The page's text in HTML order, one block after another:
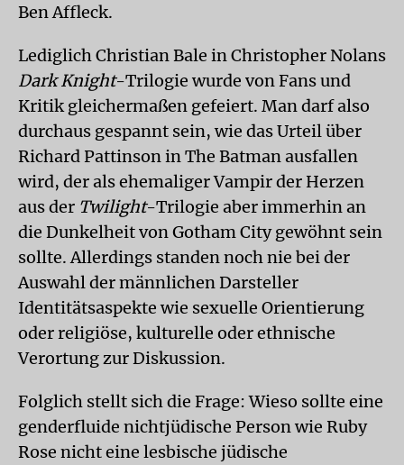
Ben Affleck.
Lediglich Christian Bale in Christopher Nolans
Dark Knight-Trilogie wurde von Fans und
Kritik gleichermaßen gefeiert. Man darf also
durchaus gespannt sein, wie das Urteil über
Richard Pattinson in The Batman ausfallen
wird, der als ehemaliger Vampir der Herzen
aus der Twilight-Trilogie aber immerhin an
die Dunkelheit von Gotham City gewöhnt sein
sollte. Allerdings standen noch nie bei der
Auswahl der männlichen Darsteller
Identitätsaspekte wie sexuelle Orientierung
oder religiöse, kulturelle oder ethnische
Verortung zur Diskussion.
Folglich stellt sich die Frage: Wieso sollte eine
genderfluide nichtjüdische Person wie Ruby
Rose nicht eine lesbische jüdische